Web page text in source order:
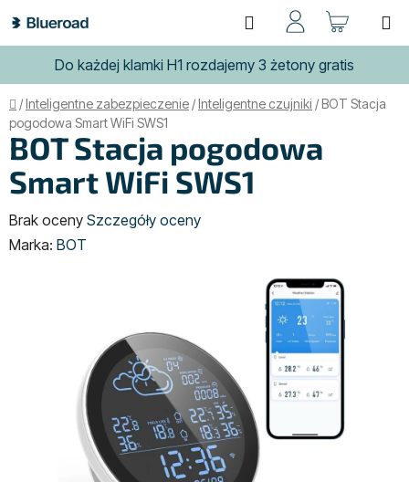
do
treści
Do każdej klamki H1 rozdajemy 3 żetony gratis
Szukaj
Home
/Inteligentne zabezpieczenie /Inteligentne czujniki /BOT Stacja
pogodowa Smart WiFi SWS1
BOT Stacja pogodowa
Smart WiFi SWS1
Średnia
ocena
Brak oceny Szczegóły oceny
Marka: BOT